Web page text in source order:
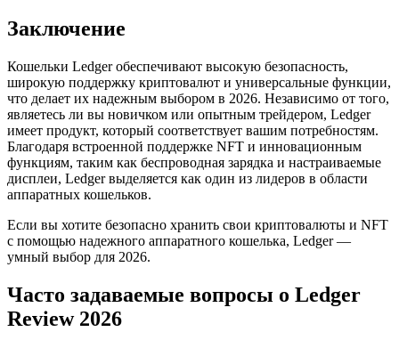
Заключение
Кошельки Ledger обеспечивают высокую безопасность,
широкую поддержку криптовалют и универсальные функции,
что делает их надежным выбором в 2026. Независимо от того,
являетесь ли вы новичком или опытным трейдером, Ledger
имеет продукт, который соответствует вашим потребностям.
Благодаря встроенной поддержке NFT и инновационным
функциям, таким как беспроводная зарядка и настраиваемые
дисплеи, Ledger выделяется как один из лидеров в области
аппаратных кошельков.
Если вы хотите безопасно хранить свои криптовалюты и NFT
с помощью надежного аппаратного кошелька, Ledger —
умный выбор для 2026.
Часто задаваемые вопросы о Ledger
Review 2026